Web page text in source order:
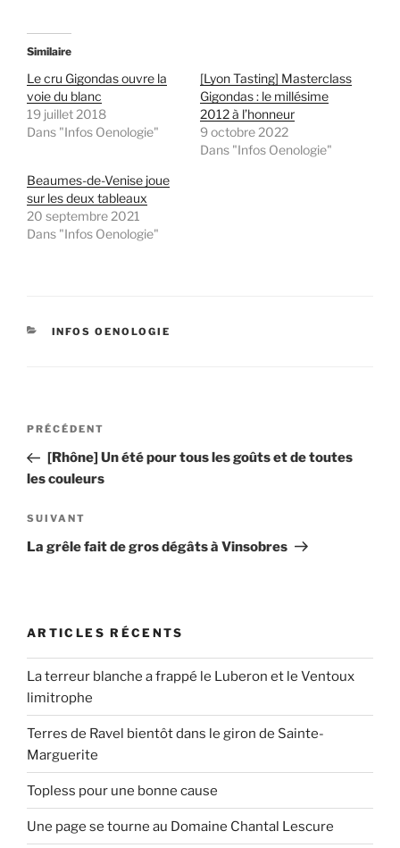
Similaire
Le cru Gigondas ouvre la
voie du blanc
19 juillet 2018
Dans "Infos Oenologie"
[Lyon Tasting] Masterclass
Gigondas : le millésime
2012 à l’honneur
9 octobre 2022
Dans "Infos Oenologie"
Beaumes-de-Venise joue
sur les deux tableaux
20 septembre 2021
Dans "Infos Oenologie"
CATÉGORIES
INFOS OENOLOGIE
Navigation
l’article
Article
précédent
PRÉCÉDENT
[Rhône] Un été pour tous les goûts et de toutes
les couleurs
Article
suivant
SUIVANT
La grêle fait de gros dégâts à Vinsobres
ARTICLES RÉCENTS
La terreur blanche a frappé le Luberon et le Ventoux
limitrophe
Terres de Ravel bientôt dans le giron de Sainte-
Marguerite
Topless pour une bonne cause
Une page se tourne au Domaine Chantal Lescure